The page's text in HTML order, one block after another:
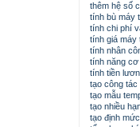
thêm hệ số
tính bù máy
tính chi phí
tính giá máy
tính nhân
tính năng cơ
tính tiền
tạo công tác
tạo mẫu
tạo nhiều
tạo định